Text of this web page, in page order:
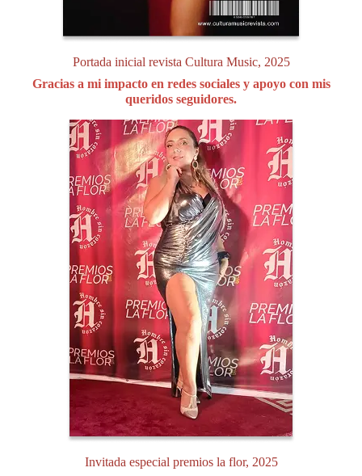
Portada inicial revista Cultura Music, 2025
Gracias a mi impacto en redes sociales y apoyo con mis
queridos seguidores.
Invitada especial premios la flor, 2025